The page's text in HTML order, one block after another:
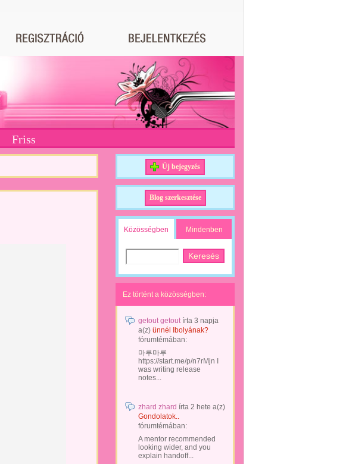
Friss
Új bejegyzés
Blog szerkesztése
Közösségben Mindenben
Ez történt a közösségben:
getout getoutírta 3 napja
a(z) ünnél Ibolyának?
fórumtémában:
마루마루
https://start.me/p/n7rMjn I
was writing release
notes...
zhard zhard írta 2 hete a(z)
Gondolatok..
fórumtémában:
A mentor recommended
looking wider, and you
explain handoff...